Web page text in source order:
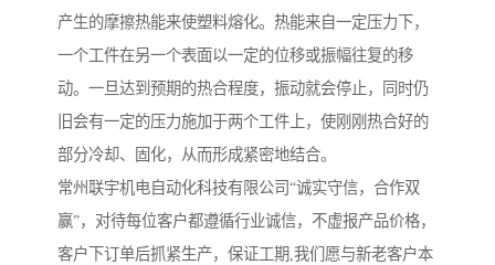
产生的摩擦热能来使塑料熔化。热能来自一定压力下，
一个工件在另一个表面以一定的位移或振幅往复的移
动。一旦达到预期的热合程度，振动就会停止，同时仍
旧会有一定的压力施加于两个工件上，使刚刚热合好的
部分冷却、固化，从而形成紧密地结合。
常州联宇机电自动化科技有限公司“诚实守信，合作双
赢”，对待每位客户都遵循行业诚信，不虚报产品价格，
客户下订单后抓紧生产，保证工期,我们愿与新老客户本